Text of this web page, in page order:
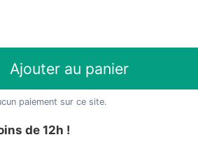
Ajouter au panier
paiement sur ce site.
de 12h !